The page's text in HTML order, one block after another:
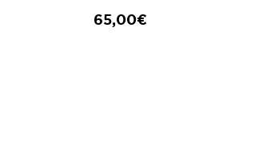
65,00€